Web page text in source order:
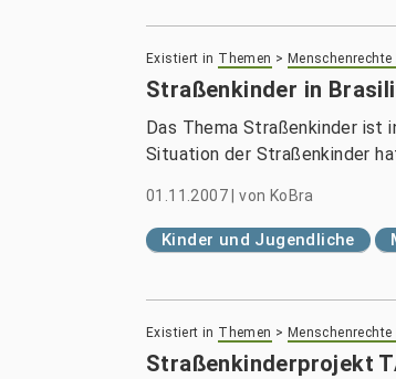
Existiert in Themen >
Straßenkinder in
Das Thema Straßenkinder ist
Situation der Straßenkinder
01.11.2007 |von KoBra
Kinder und Jugendliche
Existiert in Themen >
Straßenkinderprojekt